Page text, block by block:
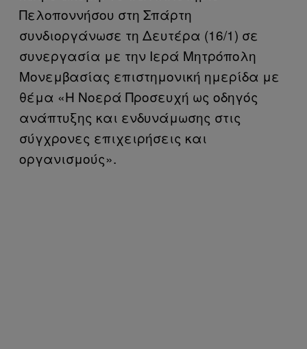
Πελοποννήσου στη Σπάρτη
συνδιοργάνωσε τη Δευτέρα (16/1) σε
συνεργασία με την Ιερά Μητρόπολη
Μονεμβασίας επιστημονική ημερίδα με
θέμα «Η Νοερά Προσευχή ως οδηγός
ανάπτυξης και ενδυνάμωσης στις
σύγχρονες επιχειρήσεις και
οργανισμούς».